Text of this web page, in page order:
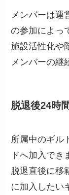
メンバーは運
の参加によっ
施設活性化や
メンバーの継
脱退後24時
所属中のギル
ドへ加入でき
脱退直後に移
に加入したい